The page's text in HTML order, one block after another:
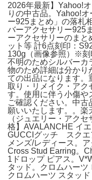
2026年最新】Yahoo!
りの中古品。Yahoo!
ー925まとめ」の落札
バーアクセサリー925
ーアクセサリーのまと
ット等 計6点刻印：
130g（画像参照）※刻
不明のためシルバーカ
物のため詳細は分かり
ての出品になります
取り・リメイク・アク
す。使用に伴う小傷や
ご確認ください。中
願いいたします。。楽
（ジュエリー・アク
格】AVALANCHE イ
GUCCIグッチ スク
メンズ/レディース。
Cross Stud Earring。
1ドロップ ピアス。
タッド。クロムハー
クロムハーツ スタッ